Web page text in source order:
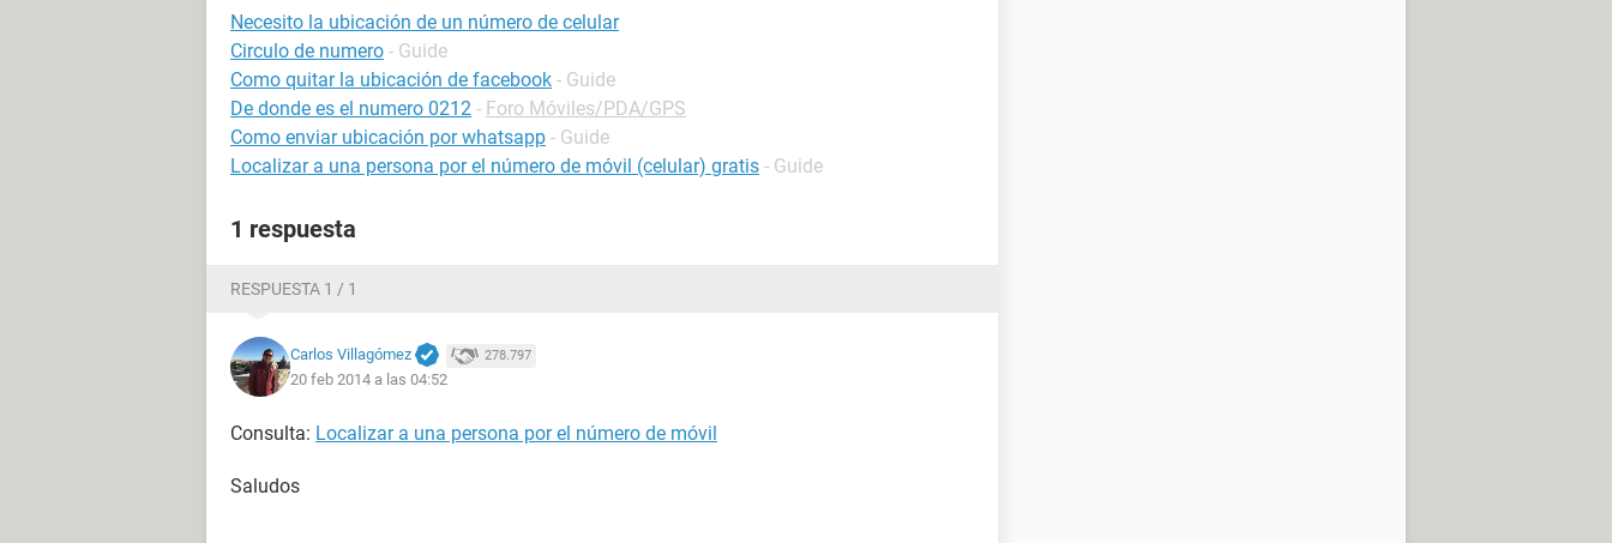
Necesito la ubicación de un número de celular
Circulo de numero - Guide
Como quitar la ubicación de facebook - Guide
De donde es el numero 0212 - Foro Móviles/PDA/GPS
Como enviar ubicación por whatsapp - Guide
Localizar a una persona por el número de móvil (celular) gratis - Guide
1 respuesta
RESPUESTA 1 / 1
Carlos Villagómez 278.797
20 feb 2014 a las 04:52
Consulta: Localizar a una persona por el número de móvil
Saludos